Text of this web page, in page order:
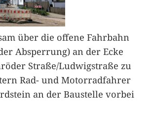
über die offene Fahrbahn
Absperrung) an der Ecke
Straße/Ludwigstraße zu
Rad- und Motorradfahrer
an der Baustelle vorbei